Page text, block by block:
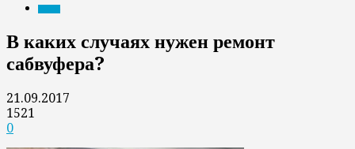
В каких случаях нужен ремонт
сабвуфера?
21.09.2017
1521
0